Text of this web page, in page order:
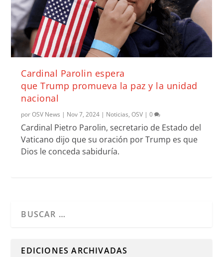
Cardinal Parolin espera
que Trump promueva la paz y la unidad
nacional
porOSV News | Nov 7, 2024 | Noticias,OSV |0
Cardinal Pietro Parolin, secretario de Estado del
Vaticano dijo que su oración por Trump es que
Dios le conceda sabiduría.
EDICIONES ARCHIVADAS